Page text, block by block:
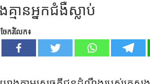
មាន​អ្នកជំងឺស្លាប់​
ចែករំលែក៖